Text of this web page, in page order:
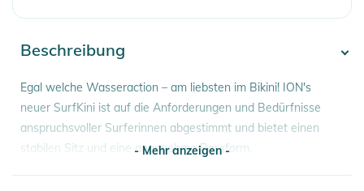
Beschreibung
Egal welche Wasseraction – am liebsten im Bikini! ION's
neuer SurfKini ist auf die Anforderungen und Bedürfnisse
anspruchsvoller Surferinnen abgestimmt und bietet einen
stabilen Sitz und eine angenehme Passform.
- Mehr anzeigen -